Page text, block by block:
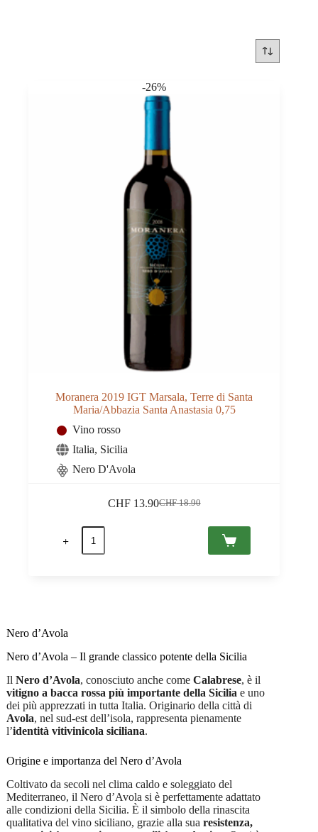
-26%
Moranera 2019 IGT Marsala, Terre di Santa
Maria/Abbazia Santa Anastasia 0,75
Vino rosso
Italia, Sicilia
Nero D'Avola
CHF18.90
Il
CHF13.90
Il
Moranera
2019
IGT
0,75
quantità
Nero d’Avola
Nero d’Avola – Il grande classico potente della Sicilia
Il Nero d’Avola, conosciuto anche come Calabrese, è il
vitigno a bacca rossa più importante della Sicilia e uno
dei più apprezzati in tutta Italia. Originario della città di
Avola, nel sud-est dell’isola, rappresenta pienamente
l’identità vitivinicola siciliana.
Origine e importanza del Nero d’Avola
Coltivato da secoli nel clima caldo e soleggiato del
Mediterraneo, il Nero d’Avola si è perfettamente adattato
alle condizioni della Sicilia. È il simbolo della rinascita
qualitativa del vino siciliano, grazie alla sua resistenza,